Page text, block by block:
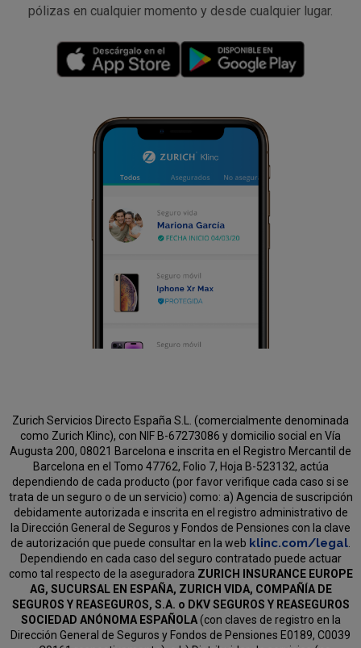
pólizas en cualquier momento y desde cualquier lugar.
Zurich Servicios Directo España S.L. (comercialmente denominada
como Zurich Klinc), con NIF B-67273086 y domicilio social en Vía
Augusta 200, 08021 Barcelona e inscrita en el Registro Mercantil de
Barcelona en el Tomo 47762, Folio 7, Hoja B-523132, actúa
dependiendo de cada producto (por favor verifique cada caso si se
trata de un seguro o de un servicio) como: a) Agencia de suscripción
debidamente autorizada e inscrita en el registro administrativo de
la Dirección General de Seguros y Fondos de Pensiones con la clave
de autorización que puede consultar en la web klinc.com/legal.
Dependiendo en cada caso del seguro contratado puede actuar
como tal respecto de la aseguradora ZURICH INSURANCE EUROPE
AG, SUCURSAL EN ESPAÑA, ZURICH VIDA, COMPAÑÍA DE
SEGUROS Y REASEGUROS, S.A. o DKV SEGUROS Y REASEGUROS
SOCIEDAD ANÓNOMA ESPAÑOLA(con claves de registro en la
Dirección General de Seguros y Fondos de Pensiones E0189, C0039